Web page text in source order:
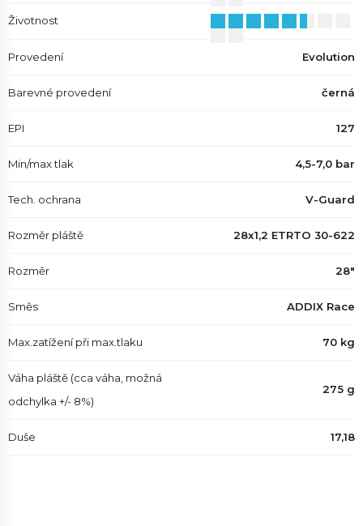
Životnost
Provedení Evolution
Barevné provedení černá
EPI 127
Min/max tlak 4,5-7,0 bar
Tech. ochrana V-Guard
Rozměr pláště 28x1,2 ETRTO 30-622
Rozměr 28"
Směs ADDIX Race
Max.zatížení při max.tlaku 70 kg
Váha pláště (cca váha, možná
odchylka +/- 8%)
275 g
Duše 17,18